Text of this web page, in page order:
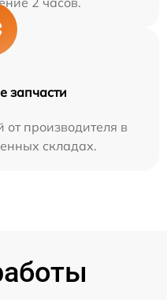
запчасти
от производителя в
складах.